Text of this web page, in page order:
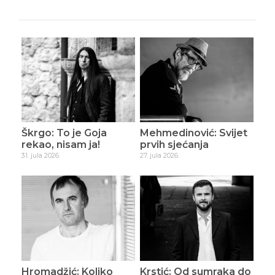
Škrgo: To je Goja
rekao, nisam ja!
31. jula 2026.
Mehmedinović: Svijet
prvih sjećanja
27. jula 2026.
Hromadžić: Koliko Krstić: Od sumraka do